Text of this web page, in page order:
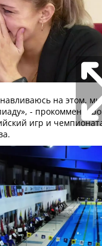
на этом,
-
игр и